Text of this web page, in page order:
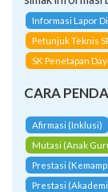
Informasi Lapor
Petunjuk Teknis
SK Penetapan
CARA
Afirmasi (Inklusi)
Mutasi (Anak
Prestasi
Prestasi